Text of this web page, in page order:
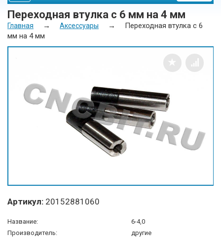
navigation
Переходная втулка с 6 мм на 4 мм
Главная → Аксессуары →
Переходная втулка с 6
мм на 4 мм
Артикул: 20152881060
Название:
6-4,0
Производитель:
другие